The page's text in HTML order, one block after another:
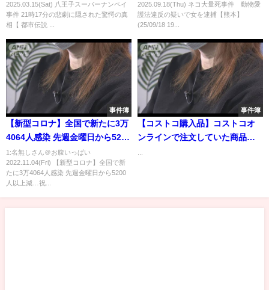
団 】
2025.03.15(Sat) 八王子スーパーナンペイ
事件 21時17分の悲劇に隠された驚愕の真
相【 都市伝説 ...
2025.09.18(Thu) ネコ大量死事件 動物愛
護法違反の疑いで女を逮捕【熊本】
(25/09/18 19...
事件簿
【新型コロナ】全国で新たに3万
4064人感染 先週金曜日から5200
人以上減…祝日影響か
1:名無しさん＠お腹いっぱい
2022.11.04(Fri) 【新型コロナ】全国で新
たに3万4064人感染 先週金曜日から5200
人以上減…祝...
事件簿
【コストコ購入品】コストコオ
ンラインで注文していた商品が